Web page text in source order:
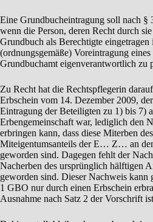
Eine Grundbucheintragung soll nach §
wenn die Person, deren Recht durch
Grundbuch als Berechtigte eingetragen
(ordnungsgemäße) Voreintragung
Grundbuchamt eigenverantwortlich zu
Zu Recht hat die Rechtspflegerin
Erbschein vom 14. Dezember 2009,
Eintragung der Beteiligten zu 1) bis 7)
Erbengemeinschaft war, lediglich den
erbringen kann, dass diese Miterben
Miteigentumsanteils der E… Z… an
geworden sind. Dagegen fehlt der
Nacherben des ursprünglich
geworden sind. Dieser Nachweis kann
1 GBO nur durch einen Erbschein
Ausnahme nach Satz 2 der Vorschrift